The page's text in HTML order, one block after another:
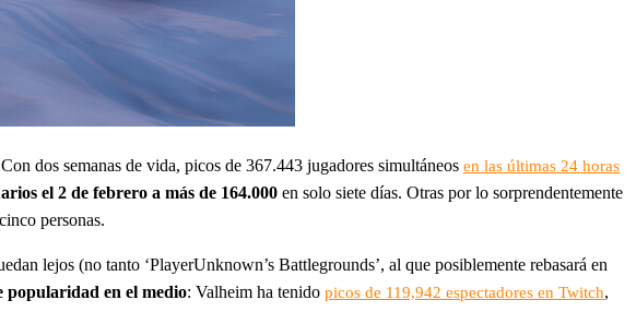
dos semanas de vida, picos de 367.443 jugadores simultáneos en las últimas 24 horas
el 2 de febrero a más de 164.000 en solo siete días. Otras por lo sorprendentemente
personas.
lejos (no tanto ‘PlayerUnknown’s Battlegrounds’, al que posiblemente rebasará en
popularidad en el medio: Valheim ha tenido picos de 119,942 espectadores en Twitch,